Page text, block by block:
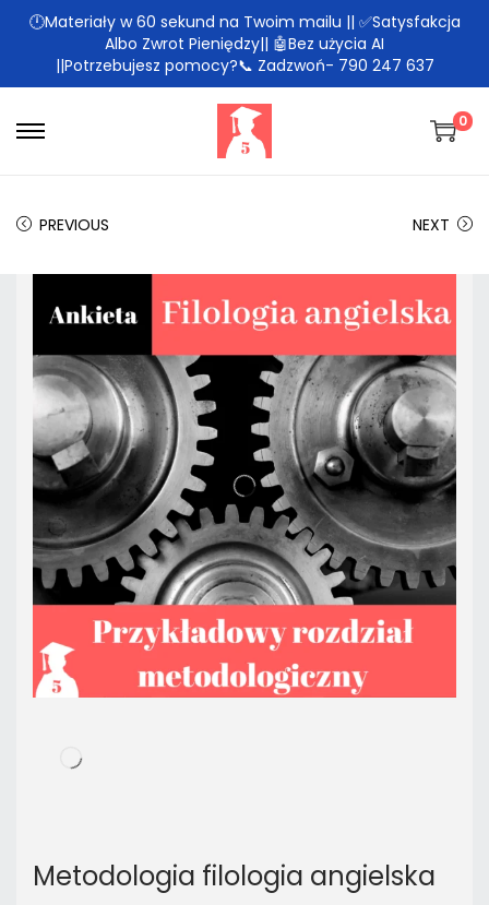
🕛Materiały w 60 sekund na Twoim mailu || ✅Satysfakcja
Albo Zwrot Pieniędzy|| 🤖Bez użycia AI
||Potrzebujesz pomocy?📞 Zadzwoń- 790 247 637
0
PREVIOUS NEXT
Metodologia filologia angielska